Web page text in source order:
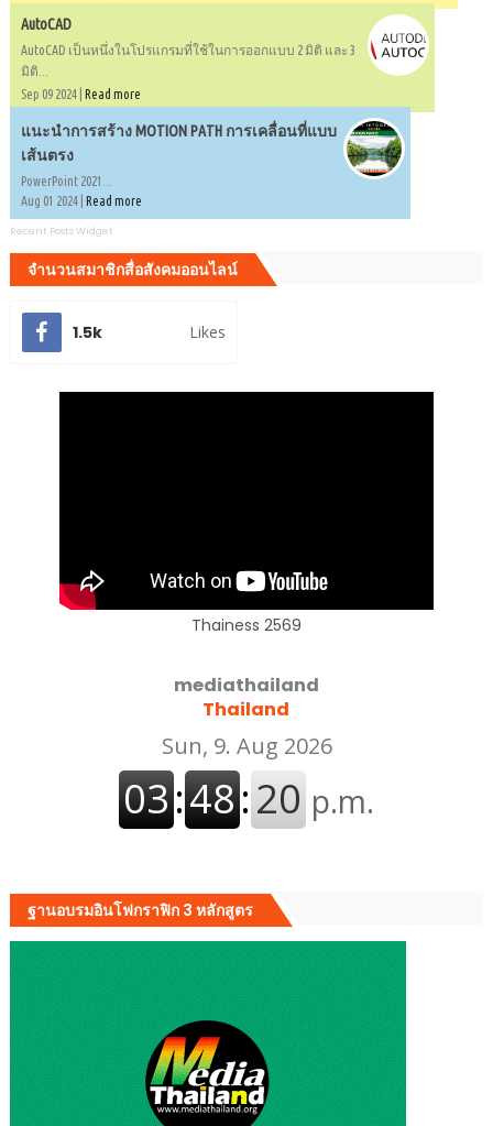
AutoCAD
AutoCAD เป็นหนึ่งในโปรแกรมที่ใช้ในการออกแบบ 2 มิติ และ 3
มิติ...
Sep 09 2024 | Read more
แนะนำการสร้าง MOTION PATH การเคลื่อนที่แบบ
เส้นตรง
PowerPoint 2021...
Aug 01 2024 | Read more
Recent Posts Widget
จำนวนสมาชิกสื่อสังคมออนไลน์
1.5k Likes
Thainess 2569
mediathailand
Thailand
ฐานอบรมอินโฟกราฟิก 3 หลักสูตร